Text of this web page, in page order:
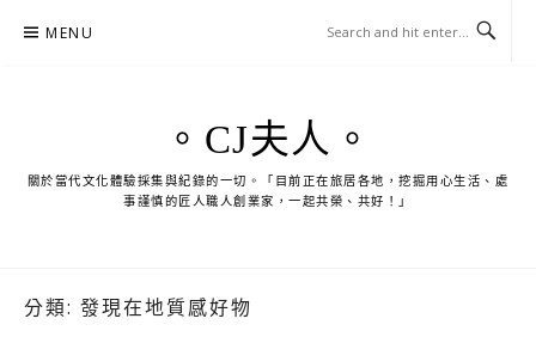
MENU
。CJ夫人。
關於當代文化體驗採集與紀錄的一切。「目前正在旅居各地，挖掘用心生活、處
事謹慎的匠人職人創業家，一起共榮、共好！」
分類: 發現在地質感好物